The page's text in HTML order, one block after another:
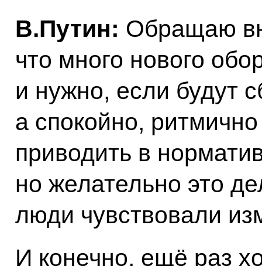
В.Путин: Обращаю
что много нового
и нужно, если будут
а спокойно,
приводить в
но желательно это
люди чувствовали
И конечно, ещё раз